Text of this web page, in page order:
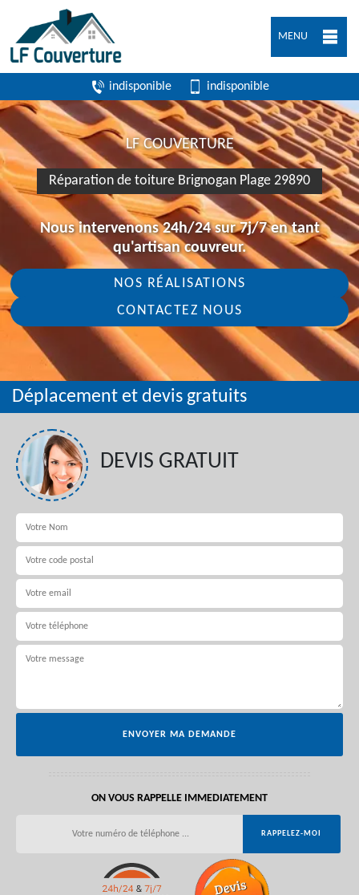
MENU
indisponible indisponible
LF COUVERTURE
Réparation de toiture Brignogan Plage 29890
Nous intervenons 24h/24 sur 7j/7 en tant
qu'artisan couvreur.
NOS RÉALISATIONS
CONTACTEZ NOUS
Déplacement et devis gratuits
DEVIS GRATUIT
ON VOUS RAPPELLE IMMEDIATEMENT